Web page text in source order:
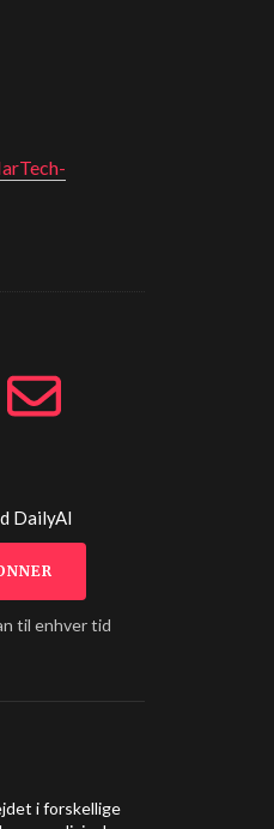
DailyAI
til enhver tid
i forskellige